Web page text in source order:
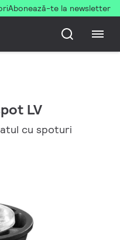
Abonează-te la newsletter
LV
cu spoturi